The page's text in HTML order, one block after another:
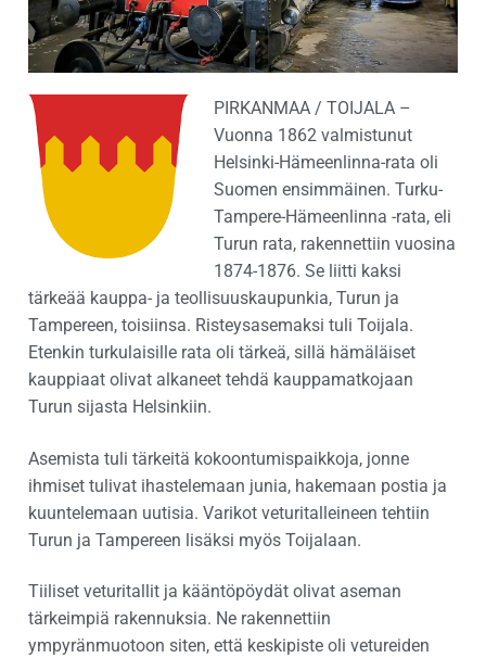
PIRKANMAA / TOIJALA –
Vuonna 1862 valmistunut
Helsinki-Hämeenlinna-rata oli
Suomen ensimmäinen. Turku-
Tampere-Hämeenlinna -rata, eli
Turun rata, rakennettiin vuosina
1874-1876. Se liitti kaksi
tärkeää kauppa- ja teollisuuskaupunkia, Turun ja
Tampereen, toisiinsa. Risteysasemaksi tuli Toijala.
Etenkin turkulaisille rata oli tärkeä, sillä hämäläiset
kauppiaat olivat alkaneet tehdä kauppamatkojaan
Turun sijasta Helsinkiin.
Asemista tuli tärkeitä kokoontumispaikkoja, jonne
ihmiset tulivat ihastelemaan junia, hakemaan postia ja
kuuntelemaan uutisia. Varikot veturitalleineen tehtiin
Turun ja Tampereen lisäksi myös Toijalaan.
Tiiliset veturitallit ja kääntöpöydät olivat aseman
tärkeimpiä rakennuksia. Ne rakennettiin
ympyränmuotoon siten, että keskipiste oli vetureiden